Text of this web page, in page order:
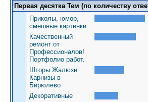
Первая десятка Тем (по количеству
Приколы, юмор,
смешные картинки.
Качественный
ремонт от
Профессионалов!
Портфолио работ.
Шторы Жалюзи
Карнизы в
Бирюлево
Декоративные